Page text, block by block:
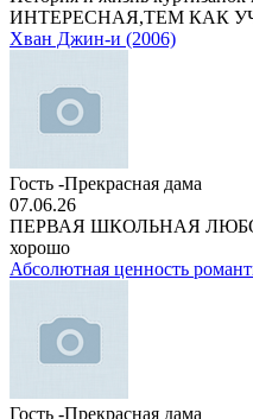
ИНТЕРЕСНАЯ,ТЕМ КАК
Хван Джин-и (2006)
Гость -Прекрасная дама
07.06.26
ПЕРВАЯ ШКОЛЬНАЯ
хорошо
Абсолютная ценность
Гость -Прекрасная дама